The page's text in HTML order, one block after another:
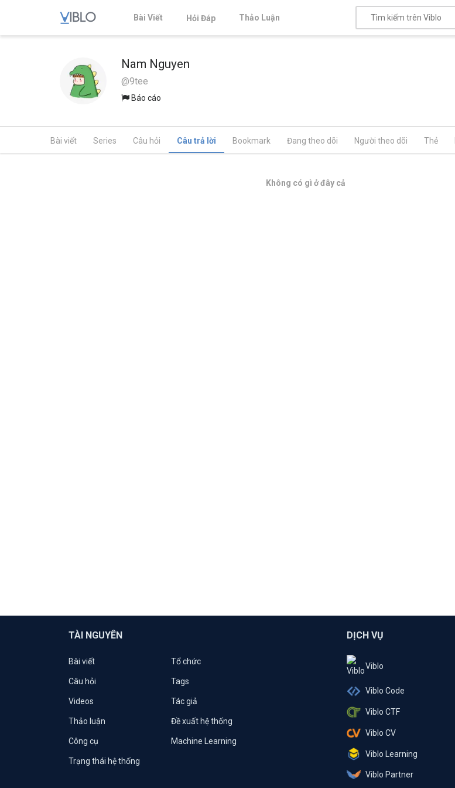
Bài Viết Hỏi Đáp Thảo Luận
Nam Nguyen
@9tee
Báo cáo
Bài viết Series Câu hỏi Câu trả lời Bookmark Đang theo dõi Người theo dõi Thẻ
Không có gì ở đây cả
TÀI NGUYÊN
Bài viết Tổ chức
Câu hỏi Tags
Videos Tác giả
Thảo luận Đề xuất hệ thống
Công cụ Machine Learning
Trạng thái hệ thống
DỊCH VỤ
Viblo
Viblo Code
Viblo CTF
Viblo CV
Viblo Learning
Viblo Partner